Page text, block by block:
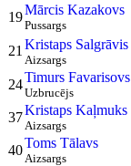
19Mārcis Kazakovs
Pussargs
21 Kristaps Salgrāvis
Aizsargs
24Timurs Favarisovs
Uzbrucējs
37Kristaps Kaļmuks
Aizsargs
40Toms Tālavs
Aizsargs